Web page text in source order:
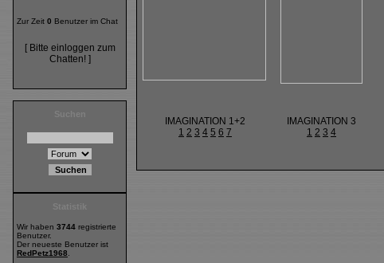
Zur Zeit 0 Benutzer im Chat
[ Bitte einloggen zum
Chatten! ]
Wir haben 3744 registrierte
Benutzer.
Der neueste Benutzer ist
RedPetz1968
IMAGINATION 1+2
1 2 3 4 5 6 7
IMAGINATION 3
1 2 3 4